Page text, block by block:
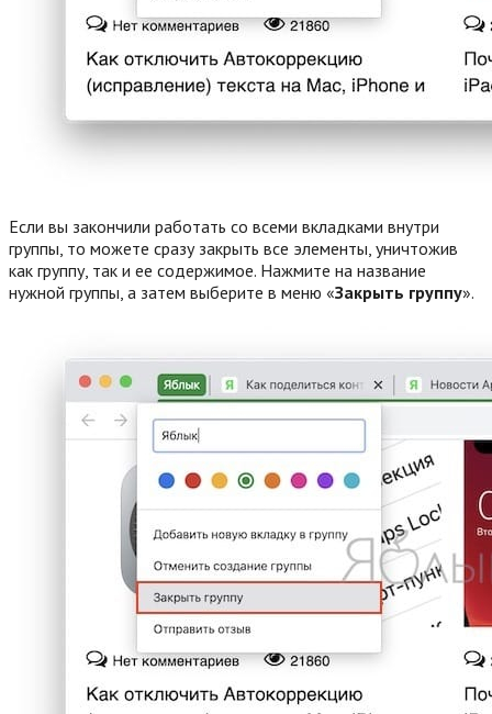
Если вы закончили работать со всеми вкладками внутри
группы, то можете сразу закрыть все элементы, уничтожив
как группу, так и ее содержимое. Нажмите на название
нужной группы, а затем выберите в меню «Закрыть группу».